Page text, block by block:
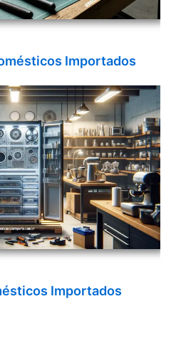
Importados
Importados